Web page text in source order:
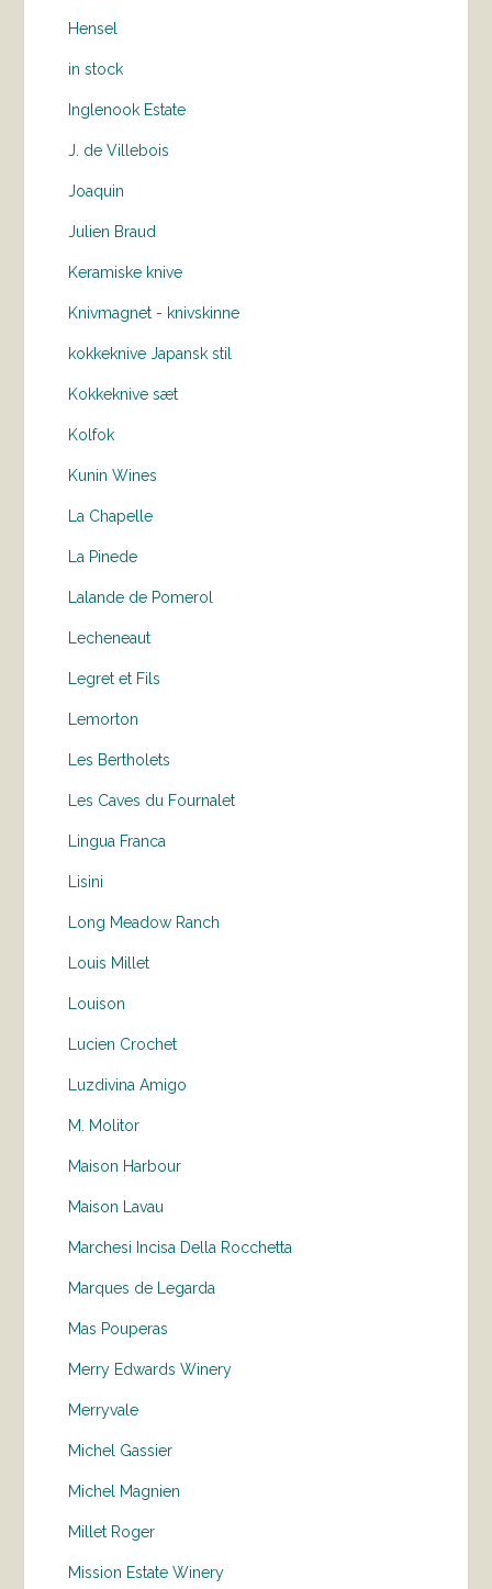
Hensel
in stock
Inglenook Estate
J. de Villebois
Joaquin
Julien Braud
Keramiske knive
Knivmagnet - knivskinne
kokkeknive Japansk stil
Kokkeknive sæt
Kolfok
Kunin Wines
La Chapelle
La Pinede
Lalande de Pomerol
Lecheneaut
Legret et Fils
Lemorton
Les Bertholets
Les Caves du Fournalet
Lingua Franca
Lisini
Long Meadow Ranch
Louis Millet
Louison
Lucien Crochet
Luzdivina Amigo
M. Molitor
Maison Harbour
Maison Lavau
Marchesi Incisa Della Rocchetta
Marques de Legarda
Mas Pouperas
Merry Edwards Winery
Merryvale
Michel Gassier
Michel Magnien
Millet Roger
Mission Estate Winery